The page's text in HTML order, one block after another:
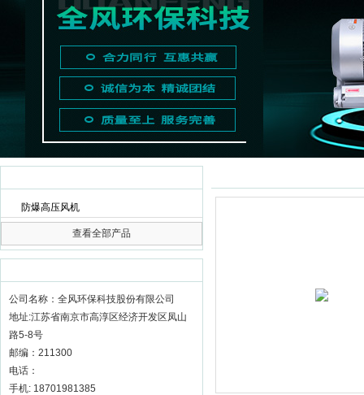
防爆高压风机
查看全部产品
公司名称：全风环保科技股份有限公司
地址:江苏省南京市高淳区经济开发区凤山
路5-8号
邮编：211300
电话：
手机: 18701981385